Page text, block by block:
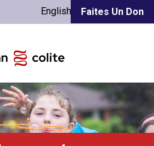
Faites Un Don
English